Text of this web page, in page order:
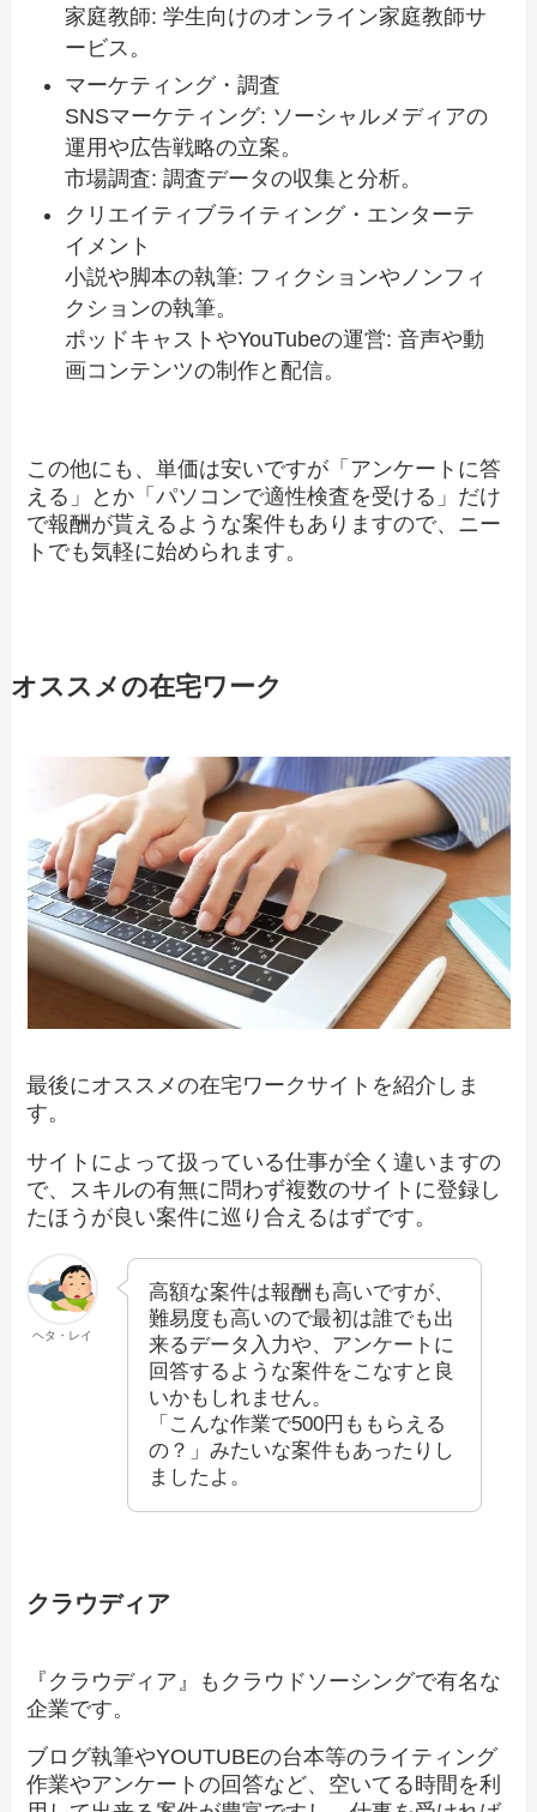
家庭教師: 学生向けのオンライン家庭教師サ
ービス。
マーケティング・調査
SNSマーケティング: ソーシャルメディアの
運用や広告戦略の立案。
市場調査: 調査データの収集と分析。
クリエイティブライティング・エンターテ
イメント
小説や脚本の執筆: フィクションやノンフィ
クションの執筆。
ポッドキャストやYouTubeの運営: 音声や動
画コンテンツの制作と配信。
この他にも、単価は安いですが「アンケートに答
える」とか「パソコンで適性検査を受ける」だけ
で報酬が貰えるような案件もありますので、ニー
トでも気軽に始められます。
オススメの在宅ワーク
最後にオススメの在宅ワークサイトを紹介しま
す。
サイトによって扱っている仕事が全く違いますの
で、スキルの有無に問わず複数のサイトに登録し
たほうが良い案件に巡り合えるはずです。
ヘタ・レイ
高額な案件は報酬も高いですが、
難易度も高いので最初は誰でも出
来るデータ入力や、アンケートに
回答するような案件をこなすと良
いかもしれません。
「こんな作業で500円ももらえる
の？」みたいな案件もあったりし
ましたよ。
クラウディア
『クラウディア』もクラウドソーシングで有名な
企業です。
ブログ執筆やYOUTUBEの台本等のライティング
作業やアンケートの回答など、空いてる時間を利